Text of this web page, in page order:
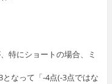
特にショートの場合、ミ
なって「-4点(-3点ではな